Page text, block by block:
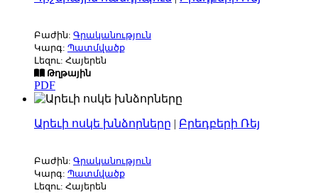
Բաժին: Գրականություն
Կարգ: Պատմվածք
Լեզու: Հայերեն
Թղթային
PDF
Արեւի ոսկե խնձորները | Բրեդբերի Ռեյ
Բաժին: Գրականություն
Կարգ: Պատմվածք
Լեզու: Հայերեն